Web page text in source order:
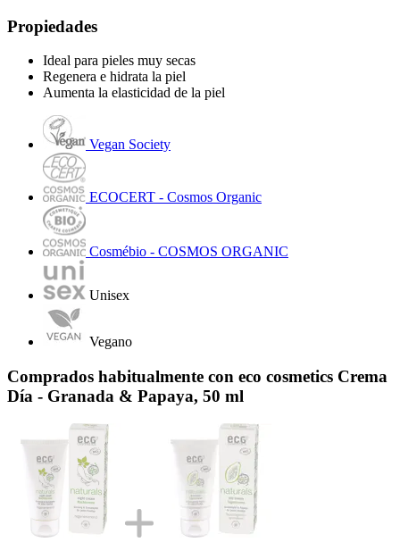
Propiedades
Ideal para pieles muy secas
Regenera e hidrata la piel
Aumenta la elasticidad de la piel
Vegan Society
ECOCERT - Cosmos Organic
Cosmébio - COSMOS ORGANIC
Unisex
Vegano
Comprados habitualmente con eco cosmetics Crema
Día - Granada & Papaya, 50 ml